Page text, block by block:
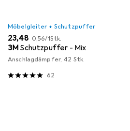
Möbelgleiter + Schutzpuffer
EUR
23,48 EUR
0,56/1Stk.
3M Schutzpuffer - Mix
Anschlagdämpfer, 42 Stk.
62